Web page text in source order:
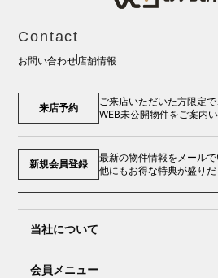
Contact
お問い合わせ店舗情報
来店予約
ご来店いただいた方限定で
WEB未公開物件をご案内
新規会員登録
最新の物件情報をメールで
他にもお得な特典が盛りだ
当社について
会員メニュー